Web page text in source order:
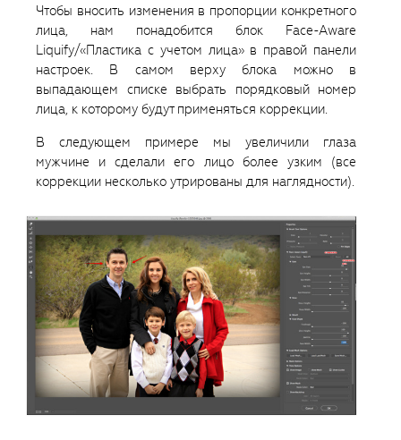
Чтобы вносить изменения в пропорции конкретного
лица, нам понадобится блок Face-Aware
Liquify/«Пластика с учетом лица» в правой панели
настроек. В самом верху блока можно в
выпадающем списке выбрать порядковый номер
лица, к которому будут применяться коррекции.
В следующем примере мы увеличили глаза
мужчине и сделали его лицо более узким (все
коррекции несколько утрированы для наглядности).